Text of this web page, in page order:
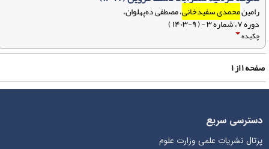
رامینمحمدی سفیدخانی، مصطفی ده‌پهلوان،
دوره ۷، شماره ۳ - ( ۹-۱۴۰۳ )
چکیده
۱از۱
دسترسی سریع
پرتال نشریات علمی وزارت علوم